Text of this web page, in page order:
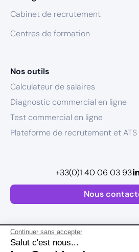
Continuer sans accepter
Salut c'est nous...
Cabinet de recrutement
Centres de formation
Nos outils
Calculateur de salaires
Diagnostic commercial en ligne
Test commercial en ligne
Plateforme de recrutement et ATS
Nous
+33(0)1 40 06 03 93